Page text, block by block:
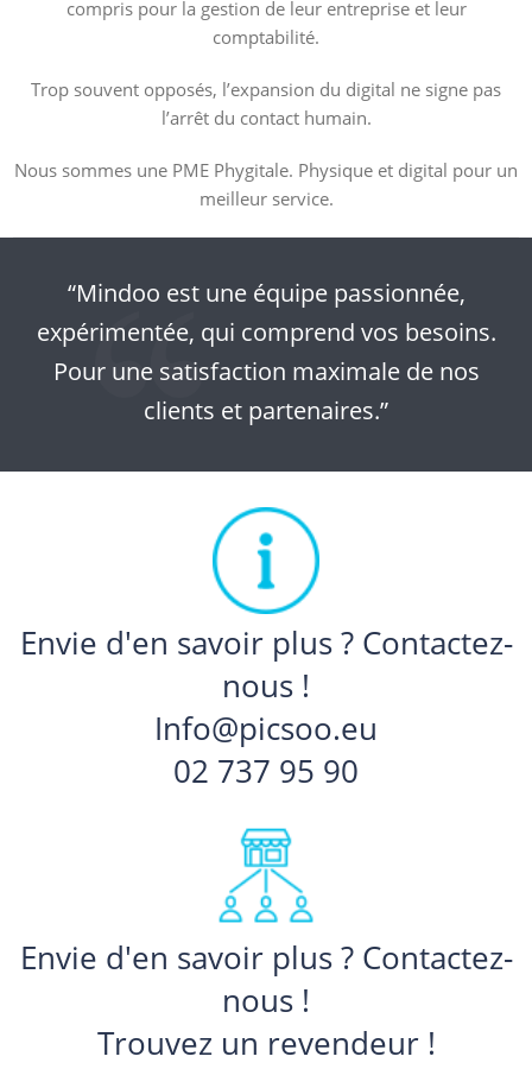
compris pour la gestion de leur entreprise et leur
comptabilité.
Trop souvent opposés, l’expansion du digital ne signe pas
l’arrêt du contact humain.
Nous sommes une PME Phygitale. Physique et digital pour un
meilleur service.
“Mindoo est une équipe passionnée,
expérimentée, qui comprend vos besoins.
Pour une satisfaction maximale de nos
clients et partenaires.”
Envie d'en savoir plus ? Contactez-
nous !
Info@picsoo.eu
02 737 95 90
Envie d'en savoir plus ? Contactez-
nous !
Trouvez un revendeur !